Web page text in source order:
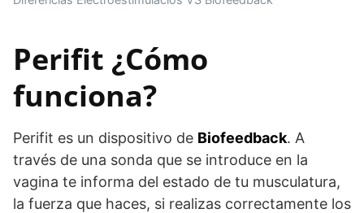
Perifit ¿Cómo
funciona?
Perifit es un dispositivo de Biofeedback. A
través de una sonda que se introduce en la
vagina te informa del estado de tu musculatura,
la fuerza que haces, si realizas correctamente los